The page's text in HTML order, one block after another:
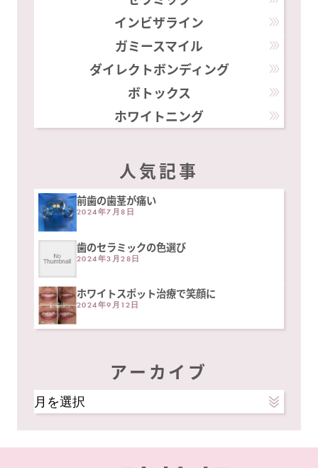
インビザライン
ガミースマイル
ダイレクトボンディング
ボトックス
ホワイトニング
人気記事
前歯の歯茎が痛い
2024年7月8日
歯のセラミックの色選び
2024年3月28日
ホワイトスポット治療で笑顔に
2024年9月12日
アーカイブ
ア
ー
カ